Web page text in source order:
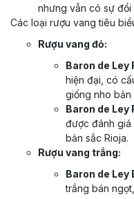
nhưng vẫn có sự đổi
Các loại rượu vang tiêu
Rượu vang đỏ:
Baron de Ley
hiện đại, có
giống nho bản
Baron de Ley
được đánh giá
bản sắc Rioja.
Rượu vang trắng:
Baron de Ley
trắng bán